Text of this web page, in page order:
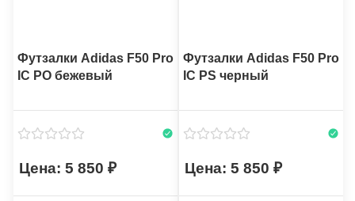
Футзалки Adidas F50 Pro
IC PO бежевый
5 850
Футзалки Adidas F50 Pro
IC PS черный
5 850